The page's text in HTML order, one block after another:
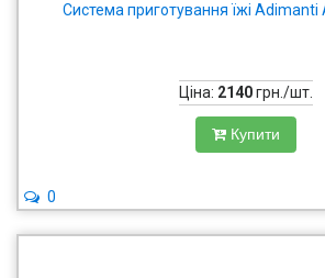
Система приготування їжі
Ціна: 2140грн./шт.
Купити
0